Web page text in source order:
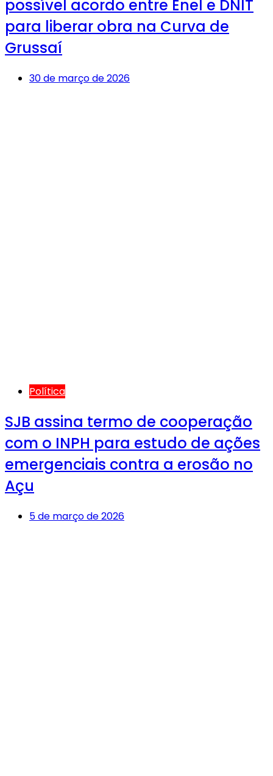
possível acordo entre Enel e DNIT
para liberar obra na Curva de
Grussaí
30 de março de 2026
Política
SJB assina termo de cooperação
com o INPH para estudo de ações
emergenciais contra a erosão no
Açu
5 de março de 2026